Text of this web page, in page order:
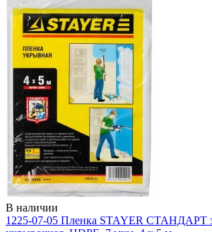
В наличии
1225-07-05 Пленка STAYER СТАНДАРТ